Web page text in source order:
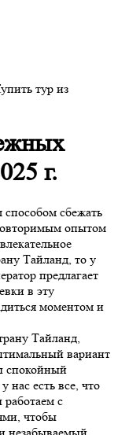
тур из
г.
способом сбежать
опытом
Тайланд, то у
предлагает
в эту
моментом и
Тайланд,
вариант
спокойный
есть все, что
с
чтобы